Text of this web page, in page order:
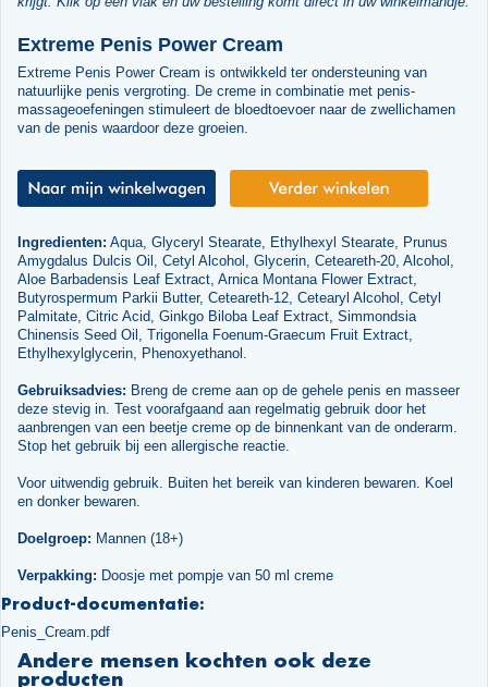
Extreme Penis Power Cream
Extreme Penis Power Cream is ontwikkeld ter ondersteuning van
natuurlijke penis vergroting. De creme in combinatie met penis-
massageoefeningen stimuleert de bloedtoevoer naar de zwellichamen
van de penis waardoor deze groeien.
Ingredienten: Aqua, Glyceryl Stearate, Ethylhexyl Stearate, Prunus
Amygdalus Dulcis Oil, Cetyl Alcohol, Glycerin, Ceteareth-20, Alcohol,
Aloe Barbadensis Leaf Extract, Arnica Montana Flower Extract,
Butyrospermum Parkii Butter, Ceteareth-12, Cetearyl Alcohol, Cetyl
Palmitate, Citric Acid, Ginkgo Biloba Leaf Extract, Simmondsia
Chinensis Seed Oil, Trigonella Foenum-Graecum Fruit Extract,
Ethylhexylglycerin, Phenoxyethanol.
Gebruiksadvies: Breng de creme aan op de gehele penis en masseer
deze stevig in. Test voorafgaand aan regelmatig gebruik door het
aanbrengen van een beetje creme op de binnenkant van de onderarm.
Stop het gebruik bij een allergische reactie.
Voor uitwendig gebruik. Buiten het bereik van kinderen bewaren. Koel
en donker bewaren.
Doelgroep: Mannen (18+)
Verpakking: Doosje met pompje van 50 ml creme
Product-documentatie:
Penis_Cream.pdf
Andere mensen kochten ook deze
producten